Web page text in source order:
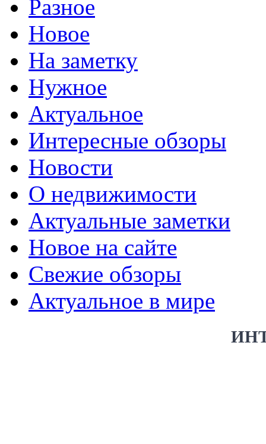
Разное
Новое
На заметку
Нужное
Актуальное
Интересные обзоры
Новости
О недвижимости
Актуальные заметки
Новое на сайте
Свежие обзоры
Актуальное в мире